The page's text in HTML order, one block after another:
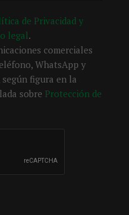
de Privacidad y
legal.
comerciales
WhatsApp y
figura en la
sobre Protección de